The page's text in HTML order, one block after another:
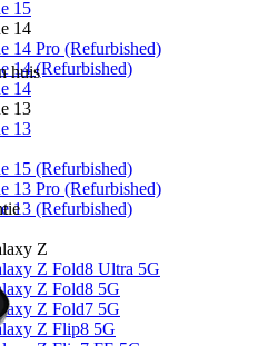
15
14
14 Pro (Refurbished)
14 (Refurbished)
14
13
13
15 (Refurbished)
13 Pro (Refurbished)
13 (Refurbished)
Z
Z Fold8 Ultra 5G
Z Fold8 5G
Z Fold7 5G
Z Flip8 5G
huis